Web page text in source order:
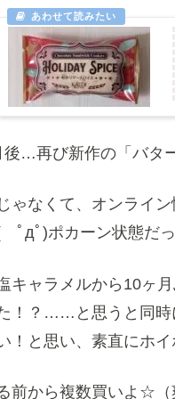
後…再び新作の「バタ
ゃなくて、オンライ
ﾟдﾟ)ポカーン状態だっ
キャラメルから10ヶ
！？……と思うと同時
！と思い、素直にホイ
前から複数買いよ☆（